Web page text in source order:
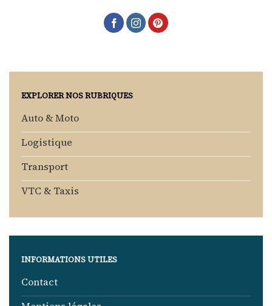
EXPLORER NOS RUBRIQUES
Auto & Moto
Logistique
Transport
VTC & Taxis
INFORMATIONS UTILES
Contact